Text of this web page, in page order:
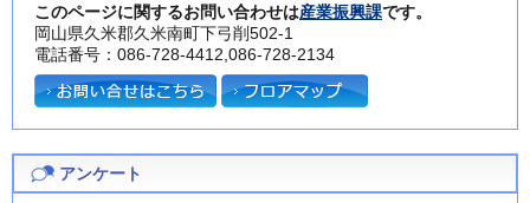
このページに関するお問い合わせは産業振興課です。
岡山県久米郡久米南町下弓削502-1
電話番号：086-728-4412,086-728-2134
アンケート